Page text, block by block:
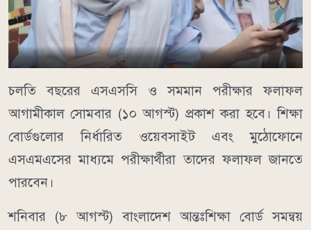
চলতি বছরের এসএসসি ও সমমান পরীক্ষার ফলাফল
আগামীকাল সোমবার (১০ আগস্ট) প্রকাশ করা হবে। শিক্ষা
বোর্ডগুলোর নির্ধারিত ওয়েবসাইট এবং মুঠোফোনে
এসএমএসের মাধ্যমে পরীক্ষার্থীরা তাদের ফলাফল জানতে
পারবেন।
শনিবার (৮ আগস্ট) বাংলাদেশ আন্তঃশিক্ষা বোর্ড সমন্বয়